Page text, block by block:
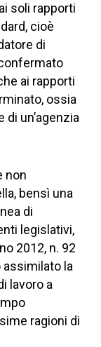
soli rapporti
cioè
di
ai rapporti
ossia
un’agenzia
non
bensì una
di
legislativi,
2012, n. 92
assimilato la
lavoro a
ragioni di